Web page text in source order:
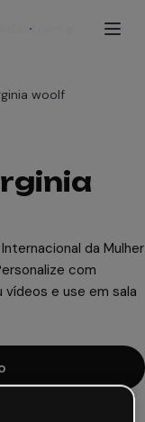
se
woolf
da Mulher
com
e use em sala